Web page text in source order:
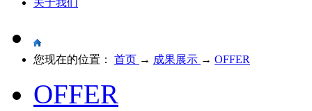
您现在的位置： 首页 → 成果展示 → OFFER
OFFER